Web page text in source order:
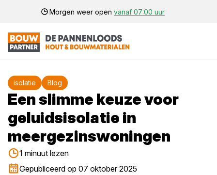
Morgen weer open vanaf 07:00 uur
isolatie Blog
Een slimme keuze voor
geluidsisolatie in
meergezinswoningen
1 minuut lezen
Gepubliceerd op 07 oktober 2025